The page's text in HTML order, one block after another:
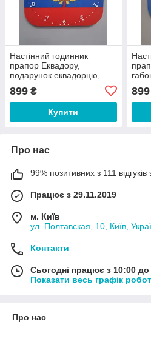
Настінний годинник
прапор Еквадору,
подарунок еквадорцю,
899 ₴
Купити
899
Про нас
99% позитивних з 111 відгуків
Працює з 29.11.2019
м. Київ
ул. Полтавская, 10, Київ,
Контакти
Сьогодні працює з 10:00 до
Показати весь графік
Про нас